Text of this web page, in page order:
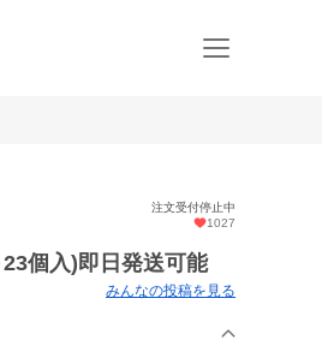
注文受付停止中
1027
個入)即日発送可能
みんなの投稿を見る